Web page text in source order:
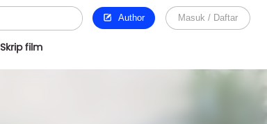
Author Masuk / Daftar
Skrip film